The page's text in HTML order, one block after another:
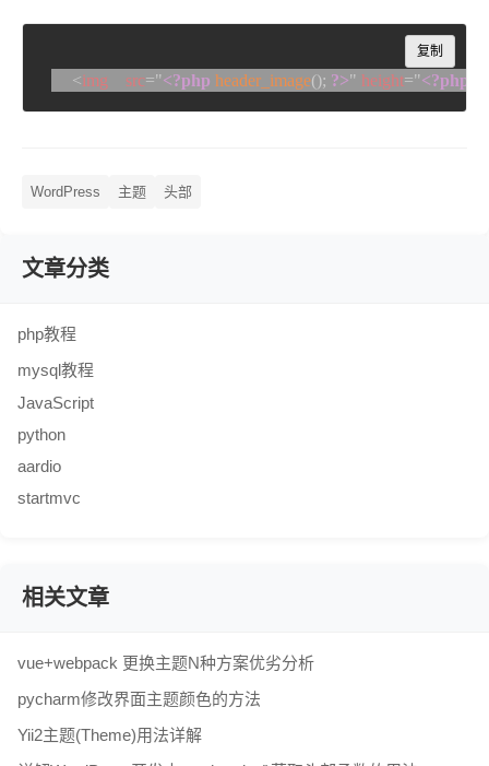
<img src="<?php header_image(); ?>" height="<?php
复制
Copy
WordPress 主题 头部
文章分类
php教程
mysql教程
JavaScript
python
aardio
startmvc
相关文章
vue+webpack 更换主题N种方案优劣分析
pycharm修改界面主题颜色的方法
Yii2主题(Theme)用法详解